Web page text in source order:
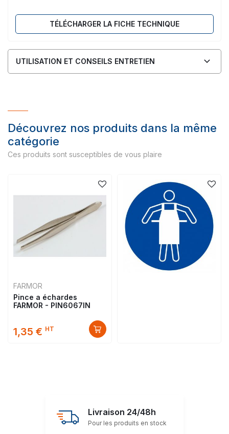
TÉLÉCHARGER LA FICHE TECHNIQUE
UTILISATION ET CONSEILS ENTRETIEN
Découvrez nos produits dans la même
catégorie
Ces produits sont susceptibles de vous plaire
FARMOR
Pince a échardes
FARMOR - PIN6067IN
1,35 € HT
Livraison 24/48h
Pour les produits en stock